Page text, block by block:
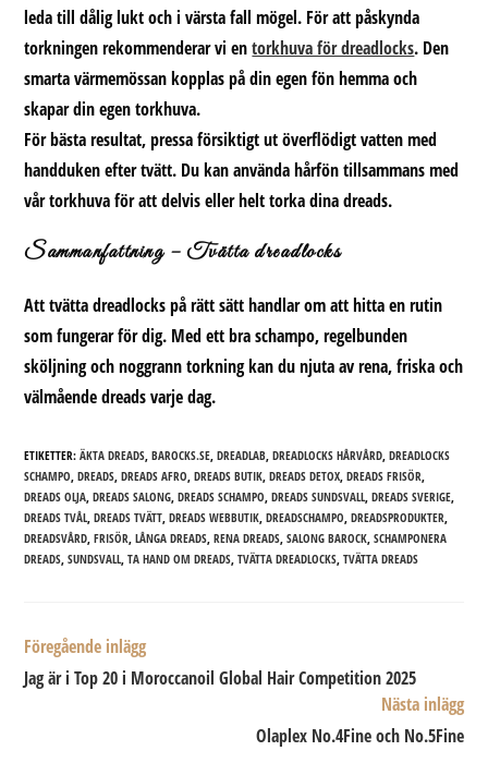
leda till dålig lukt och i värsta fall mögel. För att påskynda
torkningen rekommenderar vi entorkhuva för dreadlocks. Den
smarta värmemössan kopplas på din egen fön hemma och
skapar din egen torkhuva.
För bästa resultat, pressa försiktigt ut överflödigt vatten med
handduken efter tvätt. Du kan använda hårfön tillsammans med
vår torkhuva för att delvis eller helt torka dina dreads.
Sammanfattning – Tvätta dreadlocks
Att tvätta dreadlocks på rätt sätt handlar om att hitta en rutin
som fungerar för dig. Med ett bra schampo, regelbunden
sköljning och noggrann torkning kan du njuta av rena, friska och
välmående dreads varje dag.
ETIKETTER:ÄKTA DREADS BAROCKS.SE DREADLAB DREADLOCKS HÅRVÅRD DREADLOCKS
SCHAMPO DREADS DREADS AFRO DREADS BUTIK DREADS DETOX DREADS FRISÖR
DREADS OLJA DREADS SALONG DREADS SCHAMPO DREADS SUNDSVALL DREADS SVERIGE
DREADS TVÅL DREADS TVÄTT DREADS WEBBUTIK DREADSCHAMPO DREADSPRODUKTER
DREADSVÅRD FRISÖR LÅNGA DREADS RENA DREADS SALONG BAROCK SCHAMPONERA
DREADS SUNDSVALL TA HAND OM DREADS TVÄTTA DREADLOCKS TVÄTTA DREADS
Läs
artiklar
Föregående inlägg
Jag är i Top 20 i Moroccanoil Global Hair Competition 2025
Nästa inlägg
Olaplex No.4Fine och No.5Fine